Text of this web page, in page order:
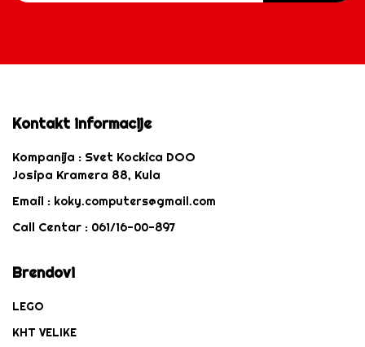
Kontakt informacije
Kompanija : Svet Kockica DOO
Josipa Kramera 88, Kula
Email : koky.computers@gmail.com
Call Centar : 061/16-00-897
Brendovi
LEGO
KHT VELIKE